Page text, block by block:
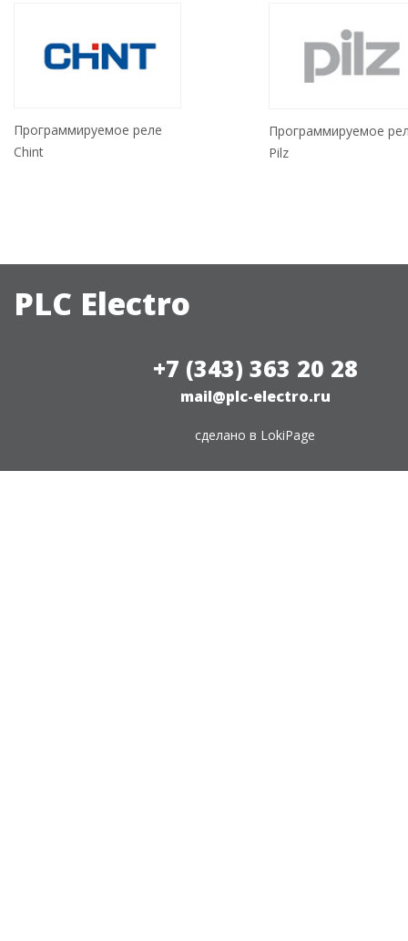
Программируемое реле
Chint
Программируемое
Pilz
PLC Electro
+7 (343) 363 20 28
mail@plc-electro.ru
сделано в LokiPage